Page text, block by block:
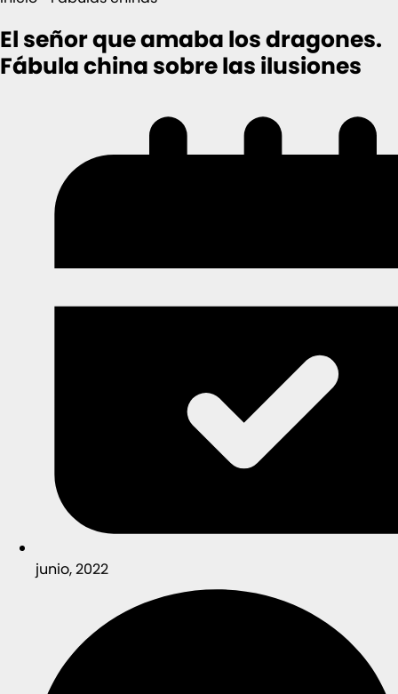
El señor que amaba los dragones.
Fábula china sobre las ilusiones
junio, 2022